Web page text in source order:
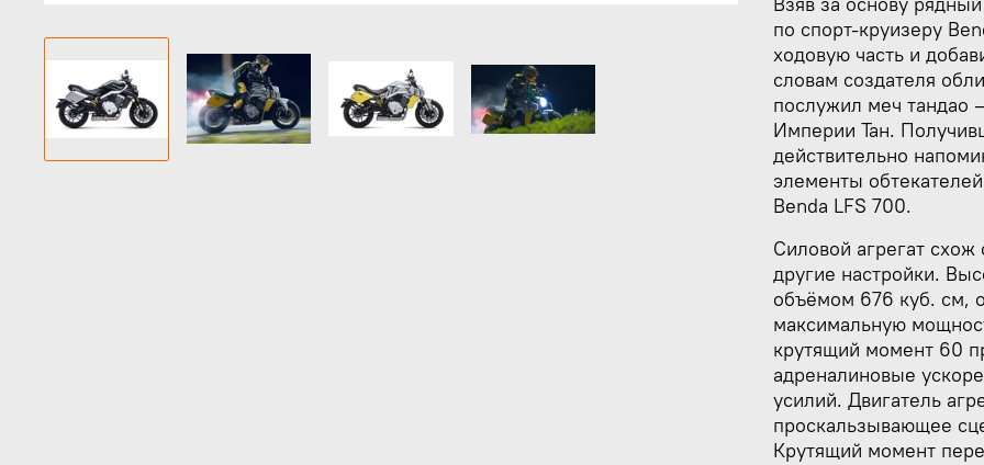
по спорт-круизеру
ходовую часть и
словам создателя
послужил меч тандао
Империи Тан.
действительно
элементы
Benda LFS 700.
Силовой агрегат
другие настройки.
объёмом 676 куб. см,
максимальную
крутящий момент 60
адреналиновые
усилий. Двигатель
проскальзывающее
Крутящий момент